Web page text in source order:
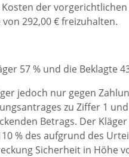
der
292,00 € freizuhalten.
57 % und die Beklagte
jedoch nur gegen
zu Ziffer 1
Betrags. Der
% des aufgrund des
Sicherheit in Höhe